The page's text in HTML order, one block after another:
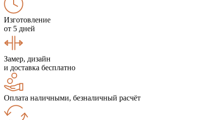
Изготовление
от 5 дней
Замер, дизайн
и доставка бесплатно
Оплата наличными, безналичный расчёт